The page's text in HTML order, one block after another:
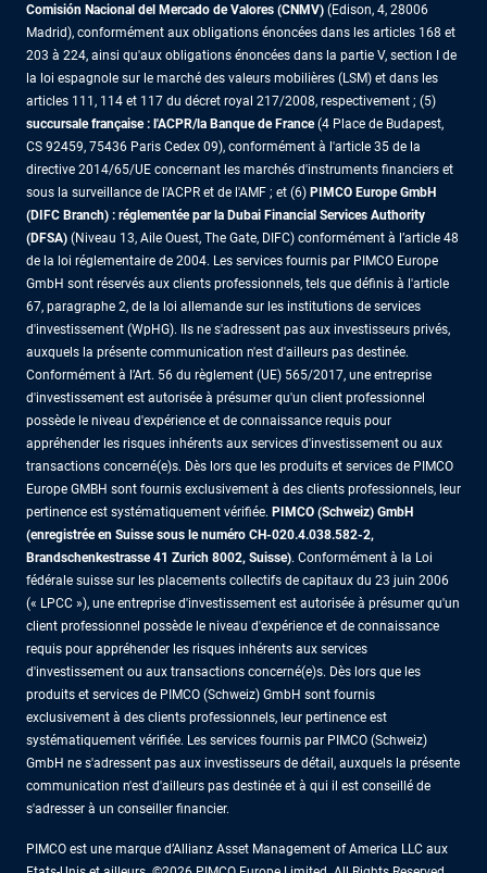
Comisión Nacional del Mercado de Valores (CNMV) (Edison, 4, 28006
Madrid), conformément aux obligations énoncées dans les articles 168 et
203 à 224, ainsi qu'aux obligations énoncées dans la partie V, section I de
la loi espagnole sur le marché des valeurs mobilières (LSM) et dans les
articles 111, 114 et 117 du décret royal 217/2008, respectivement ; (5)
succursale française : l'ACPR/la Banque de France(4 Place de Budapest,
CS 92459, 75436 Paris Cedex 09), conformément à l'article 35 de la
directive 2014/65/UE concernant les marchés d'instruments financiers et
sous la surveillance de l'ACPR et de l'AMF ; et (6) PIMCO Europe GmbH
(DIFC Branch) : réglementée par la Dubai Financial Services Authority
(DFSA) (Niveau 13, Aile Ouest, The Gate, DIFC) conformément à l’article 48
de la loi réglementaire de 2004. Les services fournis par PIMCO Europe
GmbH sont réservés aux clients professionnels, tels que définis à l'article
67, paragraphe 2, de la loi allemande sur les institutions de services
d'investissement (WpHG). Ils ne s'adressent pas aux investisseurs privés,
auxquels la présente communication n'est d'ailleurs pas destinée.
Conformément à l’Art. 56 du règlement (UE) 565/2017, une entreprise
d'investissement est autorisée à présumer qu'un client professionnel
possède le niveau d'expérience et de connaissance requis pour
appréhender les risques inhérents aux services d'investissement ou aux
transactions concerné(e)s. Dès lors que les produits et services de PIMCO
Europe GMBH sont fournis exclusivement à des clients professionnels, leur
pertinence est systématiquement vérifiée. PIMCO (Schweiz) GmbH
(enregistrée en Suisse sous le numéro CH-020.4.038.582-2,
Brandschenkestrasse 41 Zurich 8002, Suisse). Conformément à la Loi
fédérale suisse sur les placements collectifs de capitaux du 23 juin 2006
(« LPCC »), une entreprise d'investissement est autorisée à présumer qu'un
client professionnel possède le niveau d'expérience et de connaissance
requis pour appréhender les risques inhérents aux services
d'investissement ou aux transactions concerné(e)s. Dès lors que les
produits et services de PIMCO (Schweiz) GmbH sont fournis
exclusivement à des clients professionnels, leur pertinence est
systématiquement vérifiée. Les services fournis par PIMCO (Schweiz)
GmbH ne s'adressent pas aux investisseurs de détail, auxquels la présente
communication n'est d'ailleurs pas destinée et à qui il est conseillé de
s'adresser à un conseiller financier.
PIMCO est une marque d’Allianz Asset Management of America LLC aux